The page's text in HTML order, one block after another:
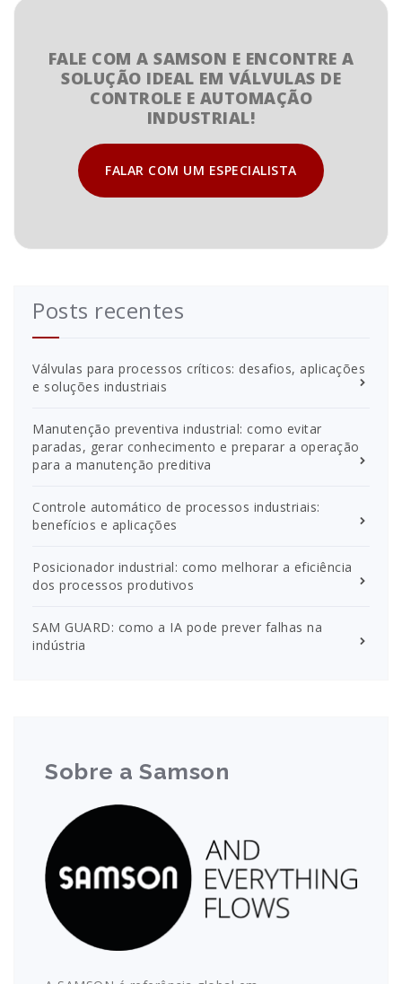
FALE COM A SAMSON E ENCONTRE A
SOLUÇÃO IDEAL EM VÁLVULAS DE
CONTROLE E AUTOMAÇÃO
INDUSTRIAL!
FALAR COM UM ESPECIALISTA
Posts recentes
Válvulas para processos críticos: desafios, aplicações
e soluções industriais
Manutenção preventiva industrial: como evitar
paradas, gerar conhecimento e preparar a operação
para a manutenção preditiva
Controle automático de processos industriais:
benefícios e aplicações
Posicionador industrial: como melhorar a eficiência
dos processos produtivos
SAM GUARD: como a IA pode prever falhas na
indústria
Sobre a Samson